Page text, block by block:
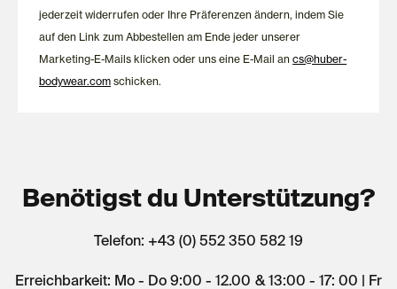
jederzeit widerrufen oder Ihre Präferenzen ändern, indem Sie
auf den Link zum Abbestellen am Ende jeder unserer
Marketing-E-Mails klicken oder uns eine E-Mail ancs@huber-
bodywear.com schicken.
Benötigst du Unterstützung?
Telefon: +43 (0) 552 350 582 19
Erreichbarkeit: Mo - Do 9:00 - 12.00 & 13:00 - 17: 00 | Fr